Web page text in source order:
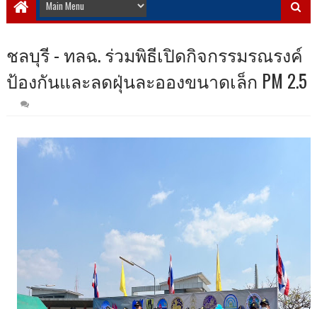
ชลบุรี - ทลฉ. ร่วมพิธีเปิดกิจกรรมรณรงค์
ป้องกันและลดฝุ่นละอองขนาดเล็ก PM 2.5